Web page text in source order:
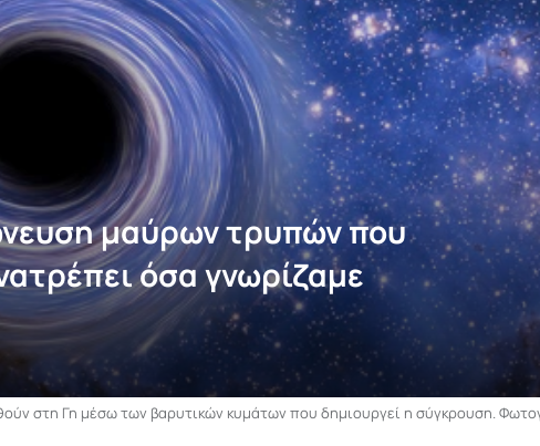
μαύρων τρυπών που
όσα γνωρίζαμε
στη Γη μέσω των βαρυτικών κυμάτων που δημιουργεί η σύγκρουση.